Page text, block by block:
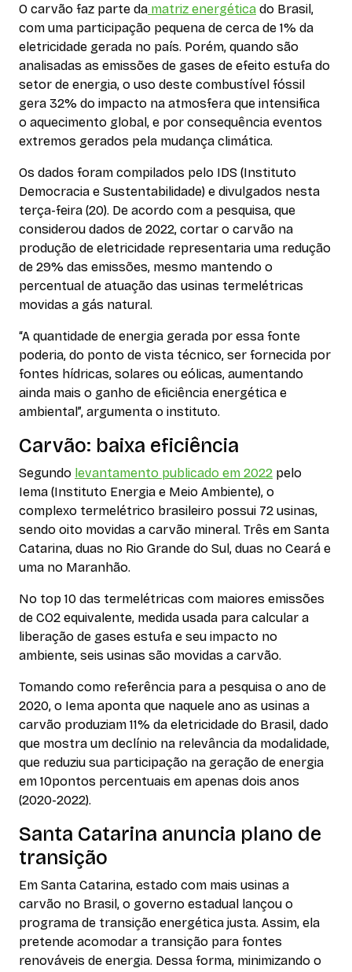
O carvão faz parte da matriz energética do Brasil,
com uma participação pequena de cerca de 1% da
eletricidade gerada no país. Porém, quando são
analisadas as emissões de gases de efeito estufa do
setor de energia, o uso deste combustível fóssil
gera 32% do impacto na atmosfera que intensifica
o aquecimento global, e por consequência eventos
extremos gerados pela mudança climática.
Os dados foram compilados pelo IDS (Instituto
Democracia e Sustentabilidade) e divulgados nesta
terça-feira (20). De acordo com a pesquisa, que
considerou dados de 2022, cortar o carvão na
produção de eletricidade representaria uma redução
de 29% das emissões, mesmo mantendo o
percentual de atuação das usinas termelétricas
movidas a gás natural.
“A quantidade de energia gerada por essa fonte
poderia, do ponto de vista técnico, ser fornecida por
fontes hídricas, solares ou eólicas, aumentando
ainda mais o ganho de eficiência energética e
ambiental”, argumenta o instituto.
Carvão: baixa eficiência
Segundo levantamento publicado em 2022 pelo
Iema (Instituto Energia e Meio Ambiente), o
complexo termelétrico brasileiro possui 72 usinas,
sendo oito movidas a carvão mineral. Três em Santa
Catarina, duas no Rio Grande do Sul, duas no Ceará e
uma no Maranhão.
No top 10 das termelétricas com maiores emissões
de CO2 equivalente, medida usada para calcular a
liberação de gases estufa e seu impacto no
ambiente, seis usinas são movidas a carvão.
Tomando como referência para a pesquisa o ano de
2020, o Iema aponta que naquele ano as usinas a
carvão produziam 11% da eletricidade do Brasil, dado
que mostra um declínio na relevância da modalidade,
que reduziu sua participação na geração de energia
em 10pontos percentuais em apenas dois anos
(2020-2022).
Santa Catarina anuncia plano de
transição
Em Santa Catarina, estado com mais usinas a
carvão no Brasil, o governo estadual lançou o
programa de transição energética justa. Assim, ela
pretende acomodar a transição para fontes
renováveis de energia. Dessa forma, minimizando o